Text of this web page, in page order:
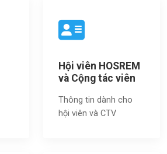
Hội viên HOSREM
và Cộng tác viên
Thông tin dành cho
hội viên và CTV